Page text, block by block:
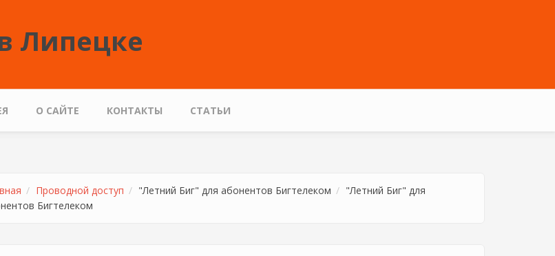
Липецке
О САЙТЕ КОНТАКТЫ СТАТЬИ
Проводной доступ "Летний Биг" для абонентов Бигтелеком
"Летний Биг" для
Бигтелеком